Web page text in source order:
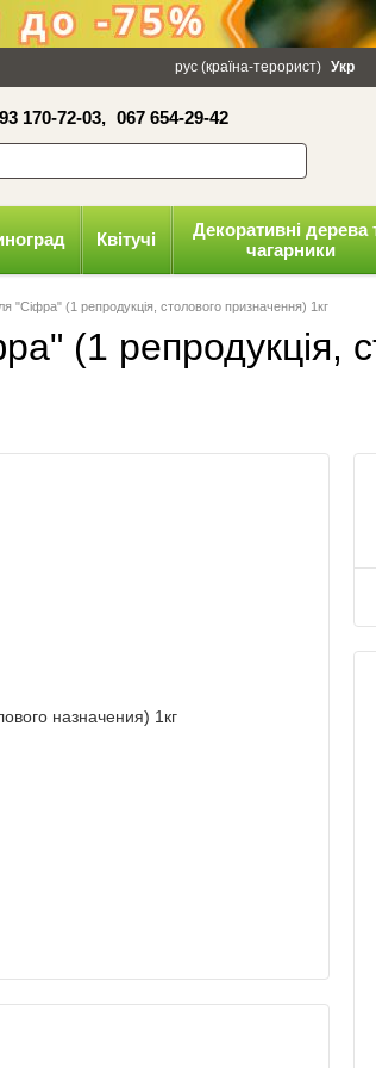
Політика конфіденційності
рус (країна-терорист) Укр
170-72-03, 067 654-29-42
Квітучі
Декоративні дерева
чагарники
"Сіфра" (1 репродукція, столового призначення) 1кг
(1 репродукція,